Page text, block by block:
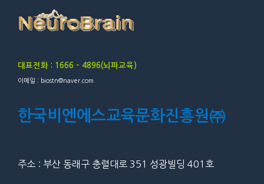
대표전화 : 1666 – 4896(뇌파교육)
이메일 : biostn@naver.com
한국비엔에스교육문화진흥원㈜
주소 : 부산 동래구 충렬대로 351 성광빌딩 401호